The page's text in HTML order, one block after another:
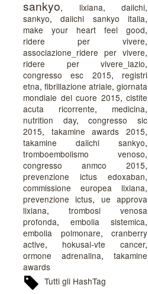
sankyo, lixiana, daiichi,
sankyo,daiichi sankyo italia,
make your heart feel good,
ridere per vivere,
associazione_ridere per vivere,
ridere per vivere_lazio,
congresso esc 2015, registri
etna, fibrillazione atriale, giornata
mondiale del cuore 2015, cistite
acuta ricorrente, medicina,
nutrition day,congresso sic
2015, takamine awards 2015,
takamine daiichi sankyo,
tromboembolismo venoso,
congresso anmco 2015,
prevenzione ictus edoxaban,
commissione europea lixiana,
prevenzione ictus, ue approva
lixiana, trombosi venosa
profonda, embolia sistemica,
embolia polmonare, cranberry
active, hokusai-vte cancer,
ormone adrenalina, takamine
awards
Tutti gli HashTag